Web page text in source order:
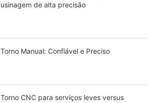
usinagem de alta precisão
Torno Manual: Confiável e Preciso
Torno CNC para serviços leves versus